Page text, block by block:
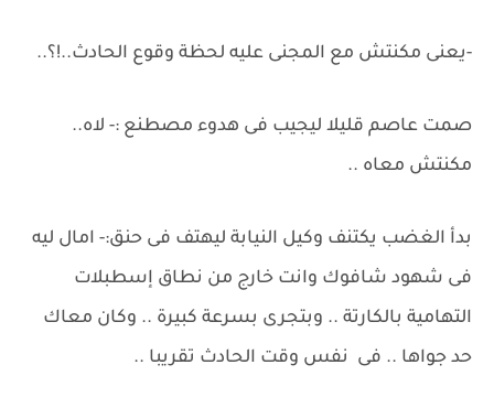
-يعنى مكنتش مع المجنى عليه لحظة وقوع الحادث..!؟..
صمت عاصم قليلا ليجيب فى هدوء مصطنع :- لاه..
مكنتش معاه ..
بدأ الغضب يكتنف وكيل النيابة ليهتف فى حنق:- امال ليه
فى شهود شافوك وانت خارج من نطاق إسطبلات
التهامية بالكارتة .. وبتجرى بسرعة كبيرة .. وكان معاك
حد جواها .. فى نفس وقت الحادث تقريبا ..